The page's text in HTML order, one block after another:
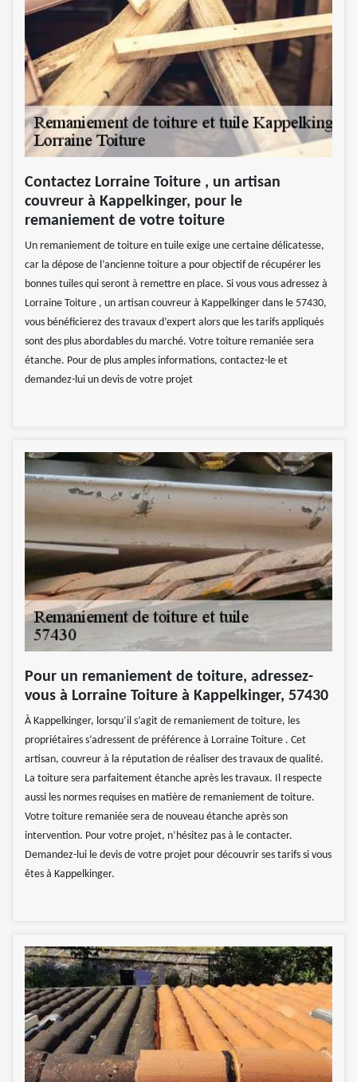
Contactez Lorraine Toiture , un artisan
couvreur à Kappelkinger, pour le
remaniement de votre toiture
Un remaniement de toiture en tuile exige une certaine délicatesse,
car la dépose de l’ancienne toiture a pour objectif de récupérer les
bonnes tuiles qui seront à remettre en place. Si vous vous adressez à
Lorraine Toiture , un artisan couvreur à Kappelkinger dans le 57430,
vous bénéficierez des travaux d’expert alors que les tarifs appliqués
sont des plus abordables du marché. Votre toiture remaniée sera
étanche. Pour de plus amples informations, contactez-le et
demandez-lui un devis de votre projet
Pour un remaniement de toiture, adressez-
vous à Lorraine Toiture à Kappelkinger, 57430
À Kappelkinger, lorsqu’il s’agit de remaniement de toiture, les
propriétaires s’adressent de préférence à Lorraine Toiture . Cet
artisan, couvreur à la réputation de réaliser des travaux de qualité.
La toiture sera parfaitement étanche après les travaux. Il respecte
aussi les normes requises en matière de remaniement de toiture.
Votre toiture remaniée sera de nouveau étanche après son
intervention. Pour votre projet, n’hésitez pas à le contacter.
Demandez-lui le devis de votre projet pour découvrir ses tarifs si vous
êtes à Kappelkinger.